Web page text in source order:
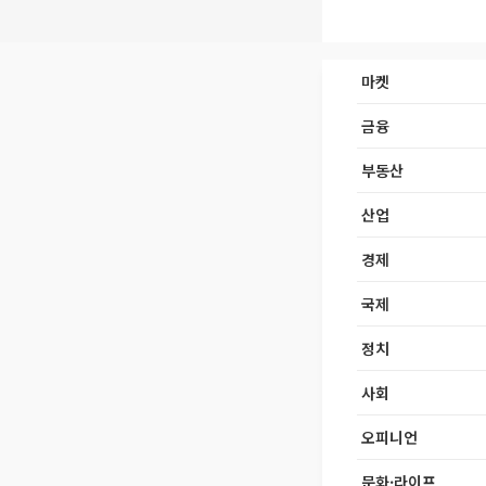
마켓
금융
부동산
산업
경제
국제
정치
사회
오피니언
문화·라이프